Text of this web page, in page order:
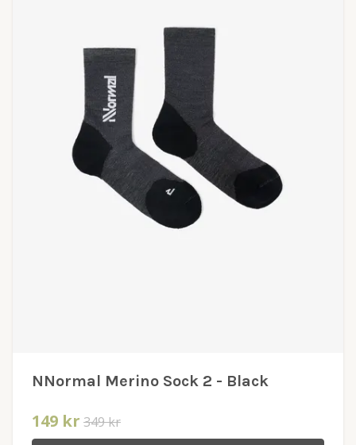
NNormal Merino Sock 2 - Black
149 kr 349 kr